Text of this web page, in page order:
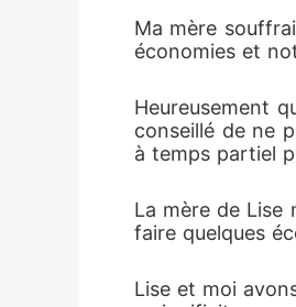
Ma mère
économies et
Heureusement
conseillé de ne
à temps partiel
La mère de Lise
faire quelques
Lise et moi